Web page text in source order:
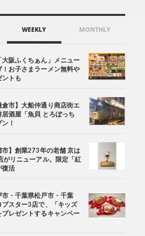
WEEKLY MONTHLY
大阪ふくちぁん」メニュー
！お子さまラーメン無料や
ントも
倉市】大船仲通り商店街エ
居酒屋「魚貝 とろぼっち
！
市】創業273年の老舗 京は
がリニューアル。限定「紅
復活
市・千葉県松戸市・千葉
ブスター3店で、「キッズ
プレゼントするキャンペー